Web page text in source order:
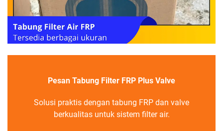
Pesan Tabung Filter FRP Plus Valve
Solusi praktis dengan tabung FRP dan valve
berkualitas untuk sistem filter air.